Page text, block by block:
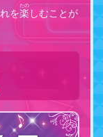
を楽
たの
しむことが